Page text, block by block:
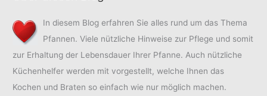
In diesem Blog erfahren Sie alles rund um das Thema
Pfannen. Viele nützliche Hinweise zur Pflege und somit
zur Erhaltung der Lebensdauer Ihrer Pfanne. Auch nützliche
Küchenhelfer werden mit vorgestellt, welche Ihnen das
Kochen und Braten so einfach wie nur möglich machen.